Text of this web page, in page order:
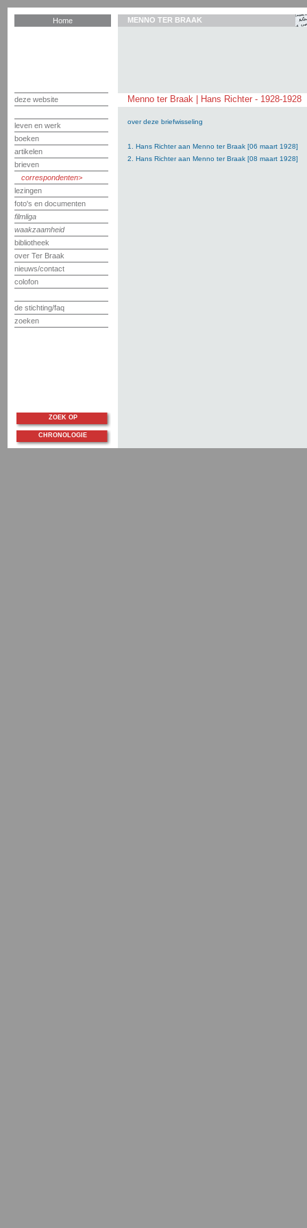
Home
deze website
leven en werk
boeken
artikelen
brieven
correspondenten
lezingen
foto's en documenten
filmliga
waakzaamheid
bibliotheek
over Ter Braak
nieuws/contact
colofon
de stichting/faq
zoeken
MENNO TER BRAAK
Menno ter Braak | Hans Richter - 1928-1928
over deze briefwisseling
1. Hans Richter aan Menno ter Braak [06 maart 1928]
2. Hans Richter aan Menno ter Braak [08 maart 1928]
ZOEK OP
CHRONOLOGIE